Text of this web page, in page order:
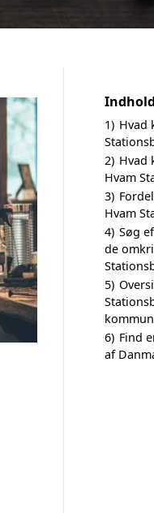
1) Hvad
2) Hvad
Hvam
3)
Hvam
4) Søg
de
5)
6) Find
af